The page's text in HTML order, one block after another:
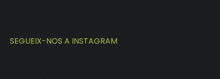
SEGUEIX-NOS A INSTAGRAM